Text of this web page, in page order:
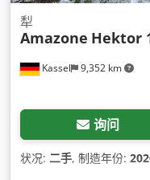
Kassel 9,352 km
犁
Amazone Hektor
询问
状况: 二手, 制造年份: